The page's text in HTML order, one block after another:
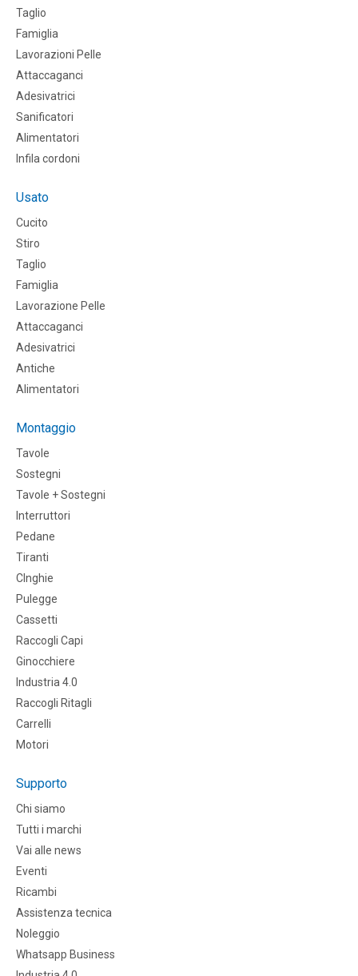
Taglio
Famiglia
Lavorazioni Pelle
Attaccaganci
Adesivatrici
Sanificatori
Alimentatori
Infila cordoni
Usato
Cucito
Stiro
Taglio
Famiglia
Lavorazione Pelle
Attaccaganci
Adesivatrici
Antiche
Alimentatori
Montaggio
Tavole
Sostegni
Tavole + Sostegni
Interruttori
Pedane
Tiranti
CInghie
Pulegge
Cassetti
Raccogli Capi
Ginocchiere
Industria 4.0
Raccogli Ritagli
Carrelli
Motori
Supporto
Chi siamo
Tutti i marchi
Vai alle news
Eventi
Ricambi
Assistenza tecnica
Noleggio
Whatsapp Business